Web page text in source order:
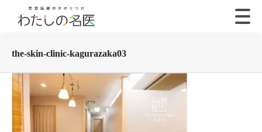
the-skin-clinic-kagurazaka03